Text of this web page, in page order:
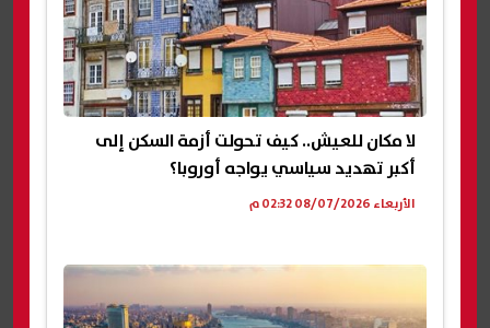
لا مكان للعيش.. كيف تحولت أزمة السكن إلى
أكبر تهديد سياسي يواجه أوروبا؟
الأربعاء 08/07/2026 02:32 م